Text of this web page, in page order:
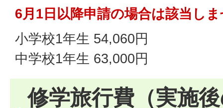
6月1日以降申請の場合は該当し
小学校1年生 54,060円
中学校1年生 63,000円
修学旅行費（実施